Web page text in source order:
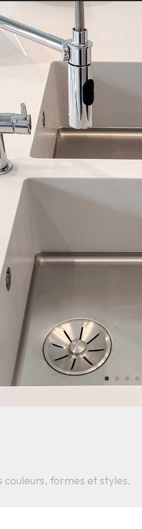
couleurs, formes et styles.